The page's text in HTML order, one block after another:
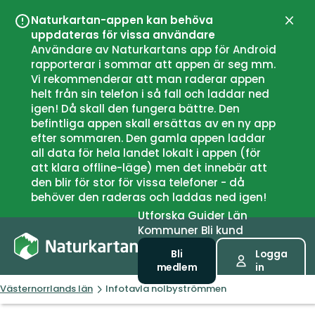
Naturkartan-appen kan behöva
uppdateras för vissa användare
Användare av Naturkartans app för Android
rapporterar i sommar att appen är seg mm.
Vi rekommenderar att man raderar appen
helt från sin telefon i så fall och laddar ned
igen! Då skall den fungera bättre. Den
befintliga appen skall ersättas av en ny app
efter sommaren. Den gamla appen laddar
all data för hela landet lokalt i appen (för
att klara offline-läge) men det innebär att
den blir för stor för vissa telefoner - då
behöver den raderas och laddas ned igen!
UtforskaGuiderLän
Kommuner Bli kund
Bli
medlem
Logga
in
Västernorrlands län Infotavla nolbyströmmen